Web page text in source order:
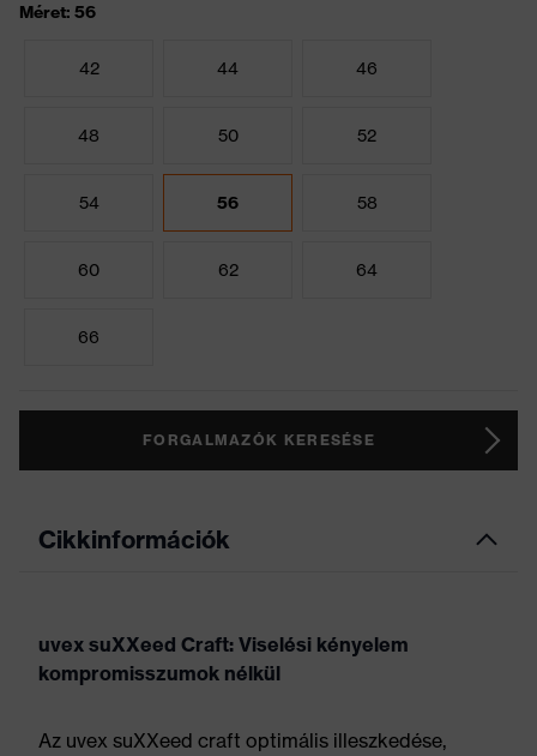
Méret: 56
42 44 46
48 50 52
54 56 58
60 62 64
66
FORGALMAZÓK KERESÉSE
Cikkinformációk
uvex suXXeed Craft: Viselési kényelem
kompromisszumok nélkül
Az uvex suXXeed craft optimális illeszkedése,